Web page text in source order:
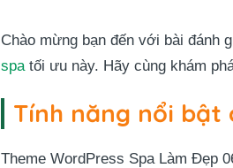
Chào mừng bạn đến với bài đánh
spatối ưu này. Hãy cùng khám
Tính năng nổi bật
Theme WordPress Spa Làm Đẹp